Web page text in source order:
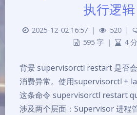
执行逻辑
2025-12-02 16:57 | 520 |
595 字 | 4
背景 supervisorctl restart 是否
消费异常。使用supervisorctl +
这条命令 supervisorctl restart
涉及两个层面：Supervisor 进程